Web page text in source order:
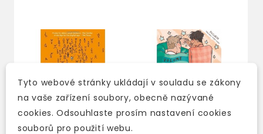
Tyto webové stránky ukládají v souladu se zákony
na vaše zařízení soubory, obecně nazývané
cookies. Odsouhlaste prosím nastavení cookies
souborů pro použití webu.